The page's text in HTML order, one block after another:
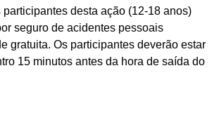
participantes desta ação (12-18 anos)
seguro de acidentes pessoais
gratuita. Os participantes deverão estar
15 minutos antes da hora de saída do